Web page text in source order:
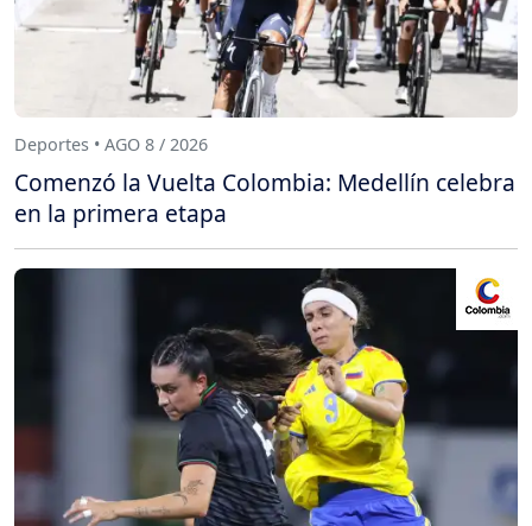
Deportes • AGO 8 / 2026
Comenzó la Vuelta Colombia: Medellín celebra
en la primera etapa